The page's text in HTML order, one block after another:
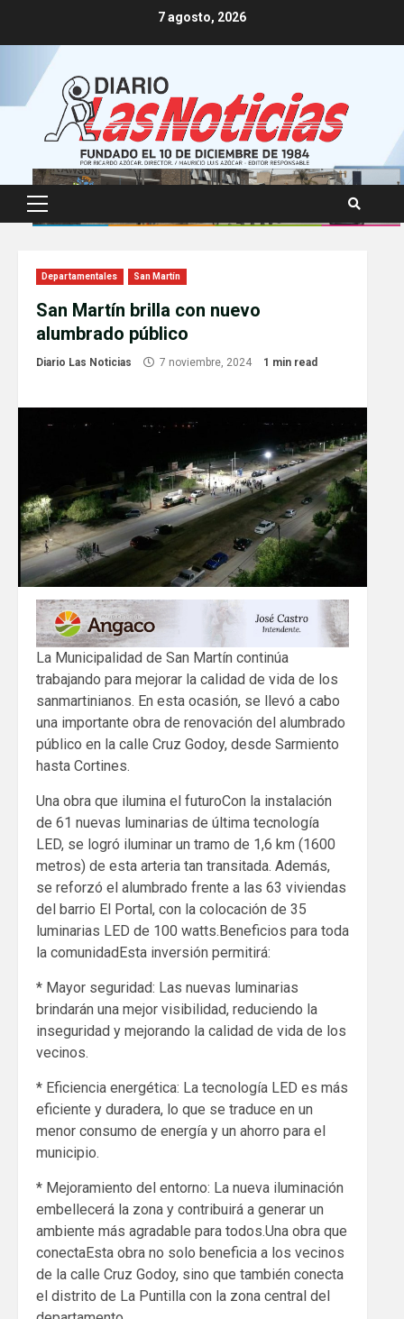
7 agosto, 2026
Primary
Menu
Departamentales San Martín
San Martín brilla con nuevo
alumbrado público
Diario Las Noticias 7 noviembre, 2024 1 min read
La Municipalidad de San Martín continúa
trabajando para mejorar la calidad de vida de los
sanmartinianos. En esta ocasión, se llevó a cabo
una importante obra de renovación del alumbrado
público en la calle Cruz Godoy, desde Sarmiento
hasta Cortines.
Una obra que ilumina el futuroCon la instalación
de 61 nuevas luminarias de última tecnología
LED, se logró iluminar un tramo de 1,6 km (1600
metros) de esta arteria tan transitada. Además,
se reforzó el alumbrado frente a las 63 viviendas
del barrio El Portal, con la colocación de 35
luminarias LED de 100 watts.Beneficios para toda
la comunidadEsta inversión permitirá:
* Mayor seguridad: Las nuevas luminarias
brindarán una mejor visibilidad, reduciendo la
inseguridad y mejorando la calidad de vida de los
vecinos.
* Eficiencia energética: La tecnología LED es más
eficiente y duradera, lo que se traduce en un
menor consumo de energía y un ahorro para el
municipio.
* Mejoramiento del entorno: La nueva iluminación
embellecerá la zona y contribuirá a generar un
ambiente más agradable para todos.Una obra que
conectaEsta obra no solo beneficia a los vecinos
de la calle Cruz Godoy, sino que también conecta
el distrito de La Puntilla con la zona central del